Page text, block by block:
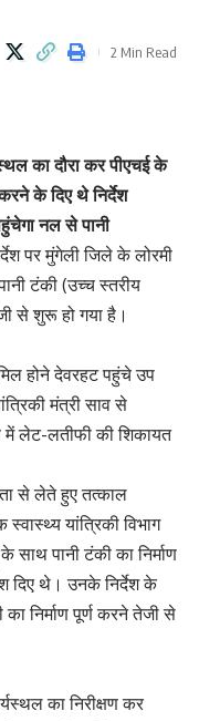
2 Min Read
का दौरा कर पीएचई के
के दिए थे निर्देश
नल से पानी
पर मुंगेली जिले के लोरमी
टंकी (उच्च स्तरीय
से शुरू हो गया है।
होने देवरहट पहुंचे उप
मंत्री साव से
में लेट-लतीफी की शिकायत
से लेते हुए तत्काल
यांत्रिकी विभाग
साथ पानी टंकी का निर्माण
दिए थे। उनके निर्देश के
का निर्माण पूर्ण करने तेजी से
का निरीक्षण कर